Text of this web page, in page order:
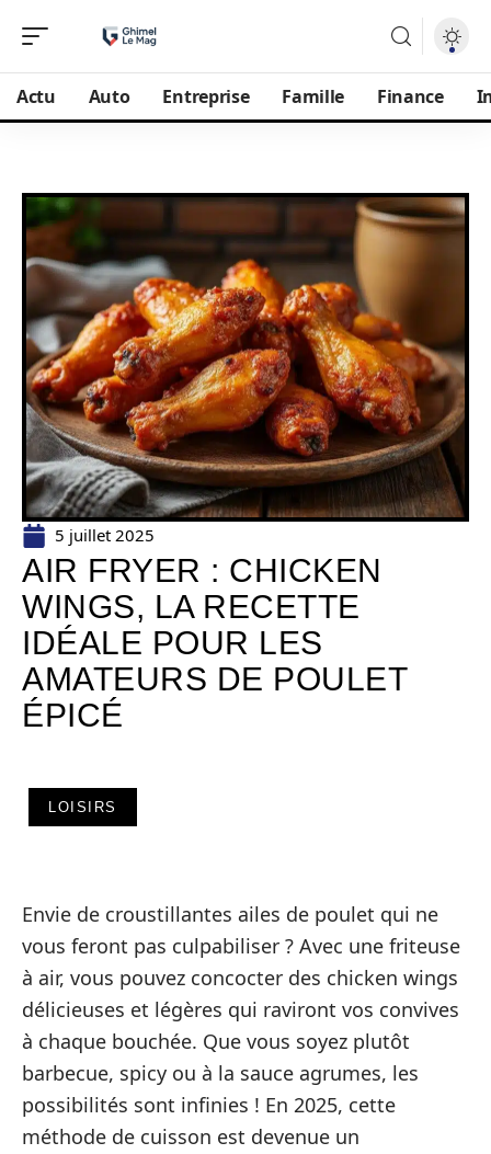
Actu Auto Entreprise Famille Finance
5 juillet 2025
AIR FRYER : CHICKEN
WINGS, LA RECETTE
IDÉALE POUR LES
AMATEURS DE POULET
ÉPICÉ
LOISIRS
Envie de croustillantes ailes de poulet qui ne
vous feront pas culpabiliser ? Avec une friteuse
à air, vous pouvez concocter des chicken wings
délicieuses et légères qui raviront vos convives
à chaque bouchée. Que vous soyez plutôt
barbecue, spicy ou à la sauce agrumes, les
possibilités sont infinies ! En 2025, cette
méthode de cuisson est devenue un